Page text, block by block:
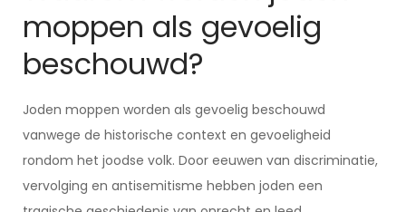
moppen als gevoelig
beschouwd?
Joden moppen worden als gevoelig beschouwd
vanwege de historische context en gevoeligheid
rondom het joodse volk. Door eeuwen van discriminatie,
vervolging en antisemitisme hebben joden een